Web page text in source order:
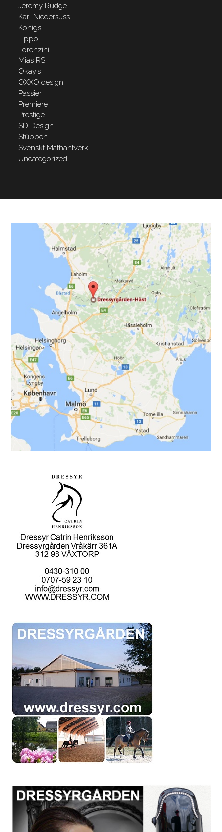
Jeremy Rudge
Karl Niedersüss
Königs
Lippo
Lorenzini
Mias RS
Okay’s
OXXO design
Passier
Premiere
Prestige
SD Design
Stübben
Svenskt Mathantverk
Uncategorized